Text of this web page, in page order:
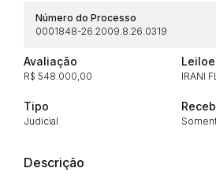
Número do Processo
0001848-26.2009.8.26.0319
Avaliação
R$ 548.000,00 IRANI
Tipo
Judicial
Descrição